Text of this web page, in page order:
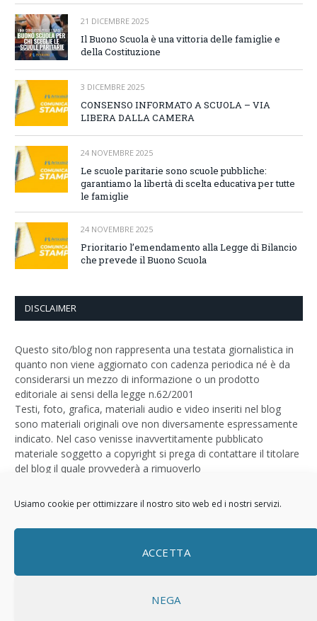
Usiamo cookie per ottimizzare il nostro sito web ed i nostri servizi.
ACCETTA
NEGA
21 DICEMBRE 2025
Il Buono Scuola è una vittoria delle famiglie e
della Costituzione
3 DICEMBRE 2025
CONSENSO INFORMATO A SCUOLA – VIA
LIBERA DALLA CAMERA
24 NOVEMBRE 2025
Le scuole paritarie sono scuole pubbliche:
garantiamo la libertà di scelta educativa per tutte
le famiglie
24 NOVEMBRE 2025
Prioritario l’emendamento alla Legge di Bilancio
che prevede il Buono Scuola
DISCLAIMER
Questo sito/blog non rappresenta una testata giornalistica in
quanto non viene aggiornato con cadenza periodica né è da
considerarsi un mezzo di informazione o un prodotto
editoriale ai sensi della legge n.62/2001
Testi, foto, grafica, materiali audio e video inseriti nel blog
sono materiali originali ove non diversamente espressamente
indicato. Nel caso venisse inavvertitamente pubblicato
materiale soggetto a copyright si prega di contattare il titolare
del blog il quale provvederà a rimuoverlo
Logo bySizegraph